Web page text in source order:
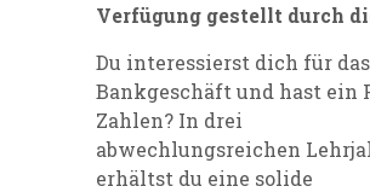
Verfügung gestellt durch
Du interessierst dich für das
Bankgeschäft und hast ein
Zahlen? In drei
abwechlungsreichen
erhältst du eine solide